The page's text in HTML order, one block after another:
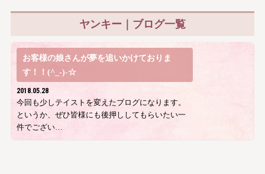
ヤンキー｜ブログ一覧
お客様の娘さんが夢を追いかけておりま
す！！(^_-)-☆
2018.05.28
今回も少しテイストを変えたブログになります。
というか、ぜひ皆様にも後押ししてもらいたい一
件でござい…